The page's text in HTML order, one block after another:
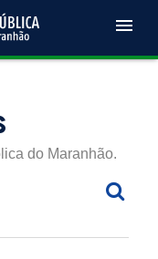
menu
do Maranhão.